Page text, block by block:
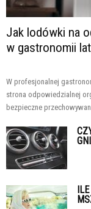
Jak lodówki na
w gastronomii
W profesjonalnej
strona odpowiedzialnej
bezpieczne